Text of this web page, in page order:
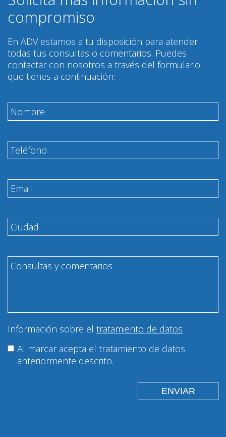
compromiso
En ADV estamos a tu disposición para atender
todas tus consultas o comentarios. Puedes
contactar con nosotros a través del formulario
que tienes a continuación:
Información sobre el tratamiento de datos
Al marcar acepta el tratamiento de datos
anteriormente descrito.